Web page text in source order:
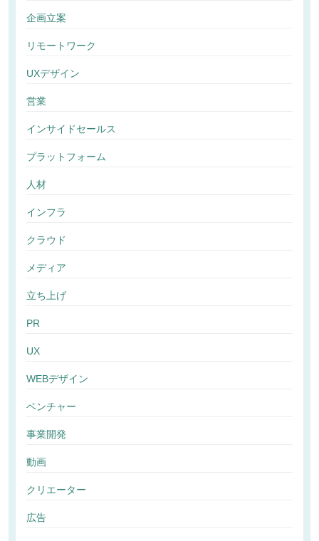
企画立案
リモートワーク
UXデザイン
営業
インサイドセールス
プラットフォーム
人材
インフラ
クラウド
メディア
立ち上げ
PR
UX
WEBデザイン
ベンチャー
事業開発
動画
クリエーター
広告